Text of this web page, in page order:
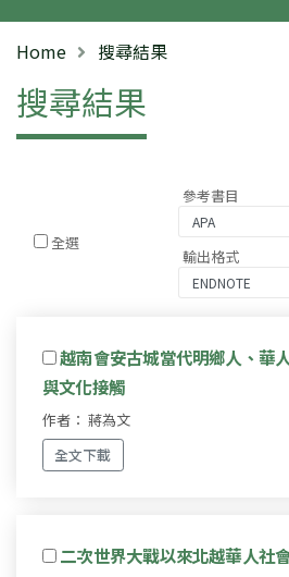
Home 搜尋結果
搜尋結果
全選
參考書目
輸出格式
越南會安古城當代明鄉人、華
與文化接觸
作者： 蔣為文
全文下載
二次世界大戰以來北越華人社